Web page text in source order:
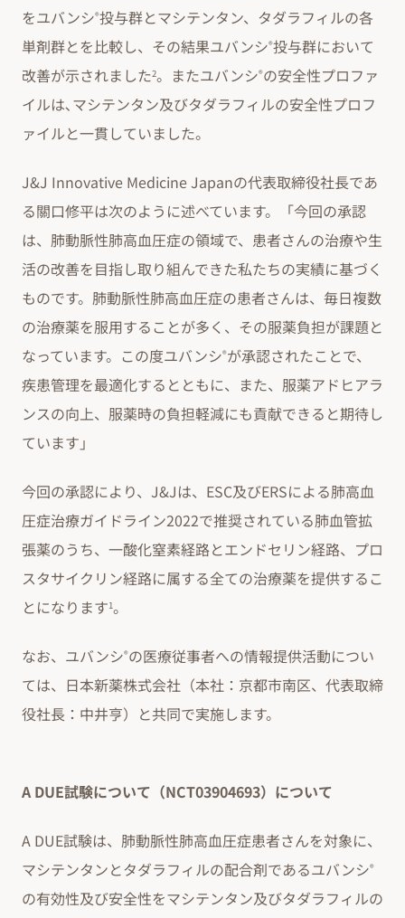
をユバンシ®投与群とマシテンタン、タダラフィルの各
単剤群とを比較し、その結果ユバンシ®投与群において
改善が示されました2。またユバンシ®の安全性プロファ
イルは､マシテンタン及びタダラフィルの安全性プロフ
ァイルと一貫していました。
J&J Innovative Medicine Japanの代表取締役社長であ
る關口修平は次のように述べています。「今回の承認
は、肺動脈性肺高血圧症の領域で、患者さんの治療や生
活の改善を目指し取り組んできた私たちの実績に基づく
ものです。肺動脈性肺高血圧症の患者さんは、毎日複数
の治療薬を服用することが多く、その服薬負担が課題と
なっています。この度ユバンシ®が承認されたことで、
疾患管理を最適化するとともに、また、服薬アドヒアラ
ンスの向上、服薬時の負担軽減にも貢献できると期待し
ています」
今回の承認により、J&Jは、ESC及びERSによる肺高血
圧症治療ガイドライン2022で推奨されている肺血管拡
張薬のうち、一酸化窒素経路とエンドセリン経路、プロ
スタサイクリン経路に属する全ての治療薬を提供するこ
とになります1。
なお、ユバンシ®の医療従事者への情報提供活動につい
ては、日本新薬株式会社（本社：京都市南区、代表取締
役社長：中井亨）と共同で実施します。
A DUE試験について（NCT03904693）について
A DUE試験は、肺動脈性肺高血圧症患者さんを対象に、
マシテンタンとタダラフィルの配合剤であるユバンシ®
の有効性及び安全性をマシテンタン及びタダラフィルの